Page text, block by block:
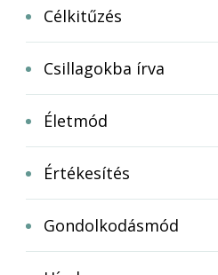
Célkitűzés
Csillagokba írva
Életmód
Értékesítés
Gondolkodásmód